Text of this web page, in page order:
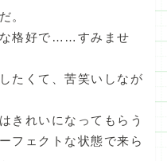
。
な格好で……すみませ
たくて、苦笑いしなが
きれいになってもらう
フェクトな状態で来ら